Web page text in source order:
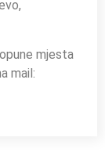
mjesta
mail: